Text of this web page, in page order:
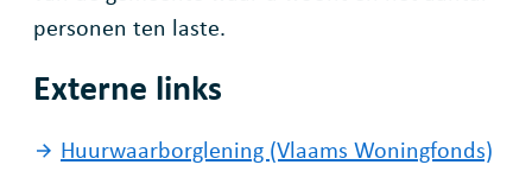
personen ten laste.
Externe links
Huurwaarborglening (Vlaams Woningfonds)